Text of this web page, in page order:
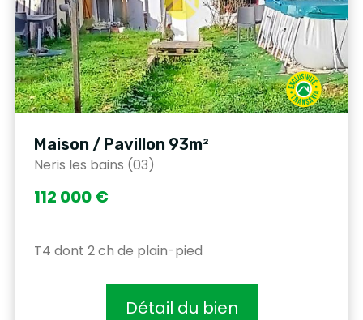
Maison / Pavillon 93m²
Neris les bains (03)
112 000 €
T4 dont 2 ch de plain-pied
Détail du bien